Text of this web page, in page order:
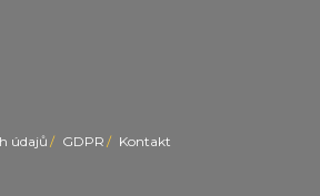
údajů GDPR Kontakt